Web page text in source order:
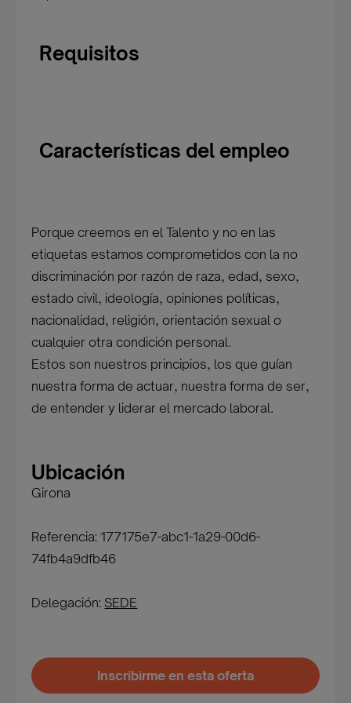
Requisitos
Características del empleo
Porque creemos en el Talento y no en las
etiquetas estamos comprometidos con la no
discriminación por razón de raza, edad, sexo,
estado civil, ideología, opiniones políticas,
nacionalidad, religión, orientación sexual o
cualquier otra condición personal.
Estos son nuestros principios, los que guían
nuestra forma de actuar, nuestra forma de ser,
de entender y liderar el mercado laboral.
Ubicación
Girona
Referencia: 177175e7-abc1-1a29-00d6-
74fb4a9dfb46
Delegación: SEDE
Inscribirme en esta oferta